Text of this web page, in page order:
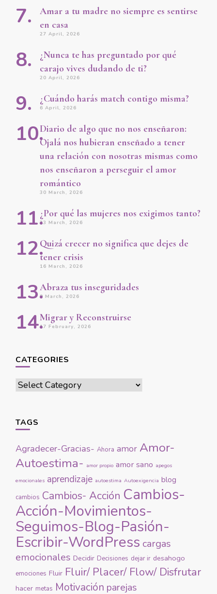
Amar a tu madre no siempre es sentirse
en casa
27 April, 2026
¿Nunca te has preguntado por qué
carajo vives dudando de ti?
20 April, 2026
¿Cuándo harás match contigo misma?
6 April, 2026
Diario de algo que no nos enseñaron:
Ojalá nos hubieran enseñado a tener
una relación con nosotras mismas como
nos enseñaron a perseguir el amor
romántico
30 March, 2026
¿Por qué las mujeres nos exigimos tanto?
23 March, 2026
Quizá crecer no significa que dejes de
tener crisis
16 March, 2026
Abraza tus inseguridades
9 March, 2026
Migrar y Reconstruirse
17 February, 2026
CATEGORIES
Categories
TAGS
Agradecer-Gracias- Ahora amor Amor-
Autoestima- amor propio amor sano apegos
emocionales aprendizaje autoestima Autoexigencia blog
cambios Cambios- Acción Cambios-
Acción-Movimientos-
Seguimos-Blog-Pasión-
Escribir-WordPress cargas
emocionales Decidir Decisiones dejar ir desahogo
emociones Fluir Fluir/ Placer/ Flow/ Disfrutar
hacer metas Motivación parejas